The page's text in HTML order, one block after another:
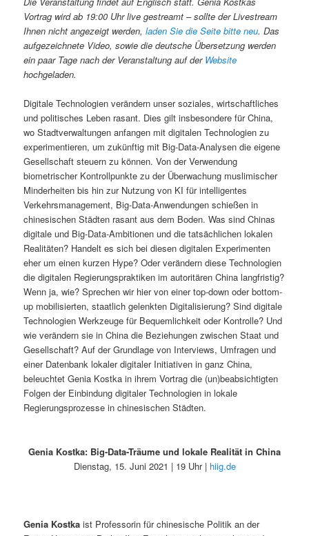
Vortrag wird ab 19:00 Uhr live gestreamt – sollte der Livestream
Ihnen nicht angezeigt werden,laden Sie die Seite bitte neu. Das
aufgezeichnete Video, sowie die deutsche Übersetzung werden
ein paar Tage nach der Veranstaltung auf der Website
hochgeladen.
Digitale Technologien verändern unser soziales, wirtschaftliches
und politisches Leben rasant. Dies gilt insbesondere für China,
wo Stadtverwaltungen anfangen mit digitalen Technologien zu
experimentieren, um zukünftig mit Big-Data-Analysen die eigene
Gesellschaft steuern zu können. Von der Verwendung
biometrischer Kontrollpunkte zu der Überwachung muslimischer
Minderheiten bis hin zur Nutzung von KI für intelligentes
Verkehrsmanagement, Big-Data-Anwendungen schießen in
chinesischen Städten rasant aus dem Boden. Was sind Chinas
digitale und Big-Data-Ambitionen und die tatsächlichen lokalen
Realitäten? Handelt es sich bei diesen digitalen Experimenten
eher um einen kurzen Hype? Oder verändern diese Technologien
die digitalen Regierungspraktiken im autoritären China langfristig?
Wenn ja, wie? Sprechen wir hier von einer top-down oder bottom-
up mobilisierten, staatlich gelenkten Digitalisierung? Sind digitale
Technologien Werkzeuge für Bequemlichkeit oder Kontrolle? Und
wie verändern sie in China die Beziehungen zwischen Staat und
Gesellschaft? Auf der Grundlage von Interviews, Umfragen und
einer Datenbank lokaler digitaler Initiativen in ganz China,
beleuchtet Genia Kostka in ihrem Vortrag die (un)beabsichtigten
Folgen der Einbindung digitaler Technologien in lokale
Regierungsprozesse in chinesischen Städten.
Genia Kostka: Big-Data-Träume und lokale Realität in China
Dienstag, 15. Juni 2021 | 19 Uhr | hiig.de
Genia Kostka ist Professorin für chinesische Politik an der